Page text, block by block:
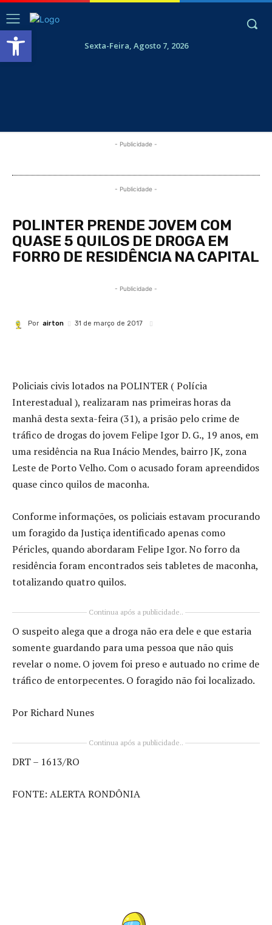
Sexta-Feira, Agosto 7, 2026
- Publicidade -
- Publicidade -
POLINTER PRENDE JOVEM COM
QUASE 5 QUILOS DE DROGA EM
FORRO DE RESIDÊNCIA NA CAPITAL
- Publicidade -
Por airton 31 de março de 2017
Policiais civis lotados na POLINTER ( Polícia
Interestadual ), realizaram nas primeiras horas da
manhã desta sexta-feira (31), a prisão pelo crime de
tráfico de drogas do jovem Felipe Igor D. G., 19 anos, em
uma residência na Rua Inácio Mendes, bairro JK, zona
Leste de Porto Velho. Com o acusado foram apreendidos
quase cinco quilos de maconha.
Conforme informações, os policiais estavam procurando
um foragido da Justiça identificado apenas como
Péricles, quando abordaram Felipe Igor. No forro da
residência foram encontrados seis tabletes de maconha,
totalizando quatro quilos.
Continua após a publicidade..
O suspeito alega que a droga não era dele e que estaria
somente guardando para uma pessoa que não quis
revelar o nome. O jovem foi preso e autuado no crime de
tráfico de entorpecentes. O foragido não foi localizado.
Por Richard Nunes
Continua após a publicidade..
DRT – 1613/RO
FONTE: ALERTA RONDÔNIA
Abrir a barra de ferramentas